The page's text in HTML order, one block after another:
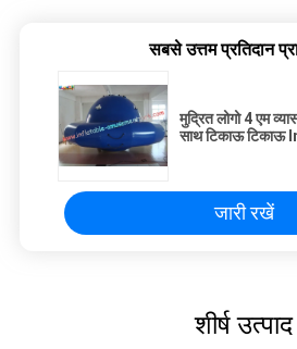
सबसे उत्तम प्रतिदान
मुद्रित लोगो 4 एम
साथ टिकाऊ टिकाऊ
जारी रखें
शीर्ष उत्पाद